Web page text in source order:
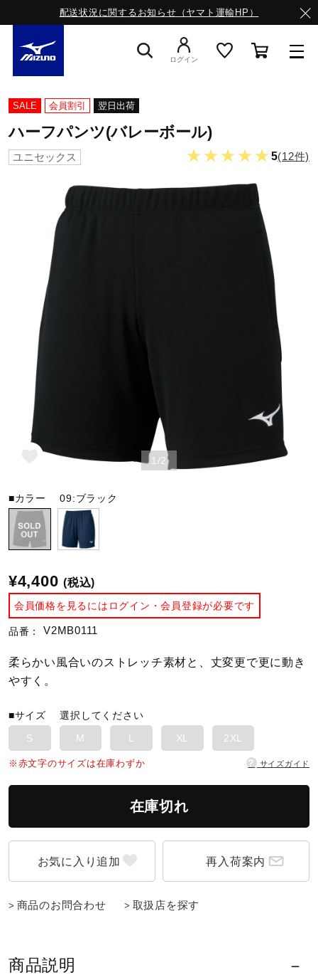
配送状況に関するお知らせ（ヤマト運輸HP）
スニーカー
ライフスタイルウエア
ランニング
スイム
バレーボール
バドミントン
陸上競技
卓球
柔道
ウィンタースポーツ
ログイン
SALE 会員割引 翌日出荷
ハーフパンツ(バレーボール)
ユニセックス ★★★★★ 5(12件)
1/2
■カラー09:ブラック
¥4,400 (税込)
会員価格を見るにはログイン・会員登録が必要です
品番： V2MB0111
柔らかい風合いのストレッチ素材と、丈変更で更に動き
やすく。
■サイズ選択してください
S
M L XL 2XL
※赤文字のサイズは在庫わずか ? サイズガイド
在庫切れ
再入荷案内
商品のお問合わせ 取扱店を探す
商品説明